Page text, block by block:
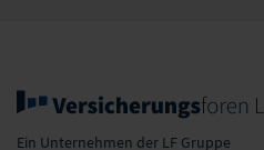
Ein Unternehmen der LF Gruppe